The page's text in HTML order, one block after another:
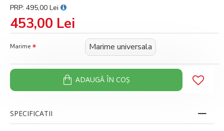
453,00 Lei
PRP: 495,00 Lei
Marime Marime universala
ADAUGĂ ÎN COŞ
SPECIFICATII